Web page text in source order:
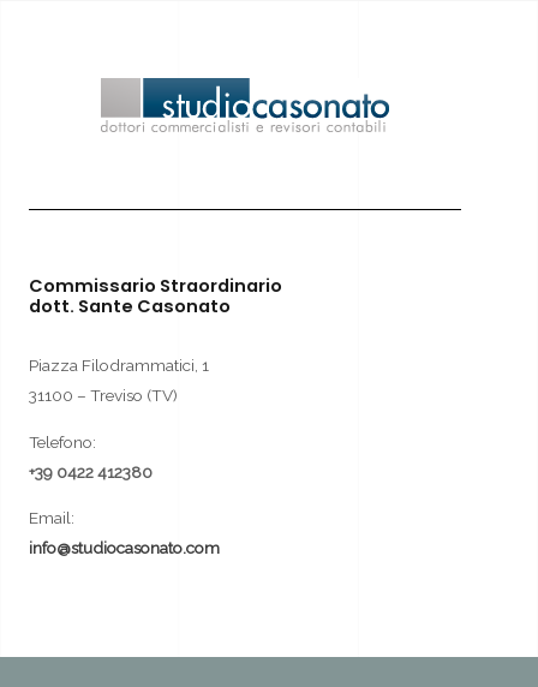
Commissario Straordinario
dott. Sante Casonato
Piazza Filodrammatici, 1
31100 – Treviso (TV)
Telefono:
+39 0422 412380
Email:
info@studiocasonato.com